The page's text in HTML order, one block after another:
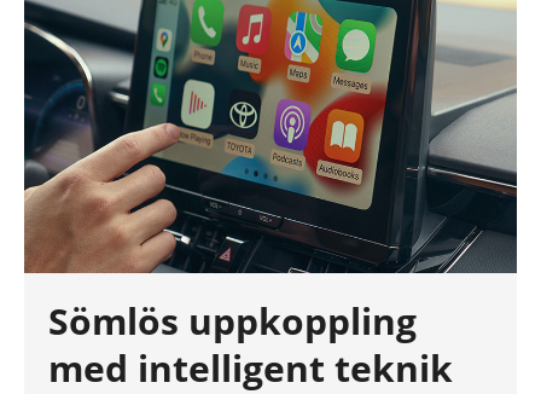
Sömlös uppkoppling
med intelligent teknik